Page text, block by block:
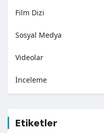
Film Dizi
Sosyal Medya
Videolar
İnceleme
Etiketler